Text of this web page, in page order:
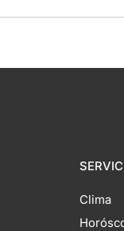
Clima